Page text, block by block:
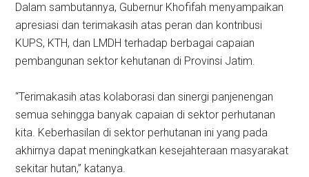
Dalam sambutannya, Gubernur Khofifah menyampaikan
apresiasi dan terimakasih atas peran dan kontribusi
KUPS, KTH, dan LMDH terhadap berbagai capaian
pembangunan sektor kehutanan di Provinsi Jatim.
“Terimakasih atas kolaborasi dan sinergi panjenengan
semua sehingga banyak capaian di sektor perhutanan
kita. Keberhasilan di sektor perhutanan ini yang pada
akhirnya dapat meningkatkan kesejahteraan masyarakat
sekitar hutan,” katanya.